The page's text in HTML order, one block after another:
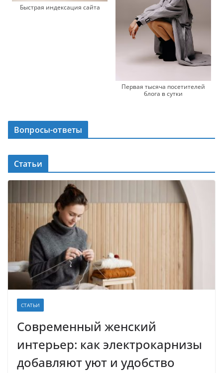
Быстрая индексация сайта
Первая тысяча посетителей
блога в сутки
Вопросы-ответы
Статьи
СТАТЬИ
Современный женский
интерьер: как электрокарнизы
добавляют уют и удобство